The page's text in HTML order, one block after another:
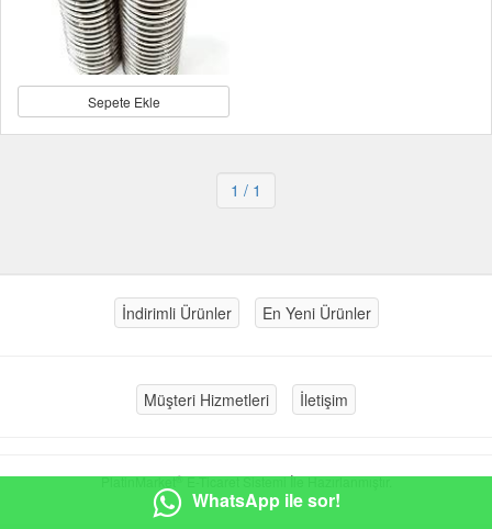
Sepete Ekle
1 / 1
İndirimli Ürünler En Yeni Ürünler
Müşteri Hizmetleri İletişim
PlatinMarket®E-Ticaret Sistemiİle Hazırlanmıştır.
WhatsApp ile sor!